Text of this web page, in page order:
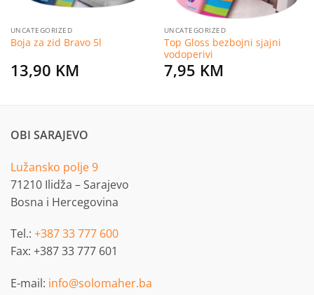
UNCATEGORIZED
Boja za zid Bravo 5l
13,90 KM
UNCATEGORIZED
Top Gloss bezbojni sjajni
vodoperivi
7,95 KM
OBI SARAJEVO
Lužansko polje 9
71210 Ilidža – Sarajevo
Bosna i Hercegovina
Tel.: +387 33 777 600
Fax: +387 33 777 601
E-mail: info@solomaher.ba